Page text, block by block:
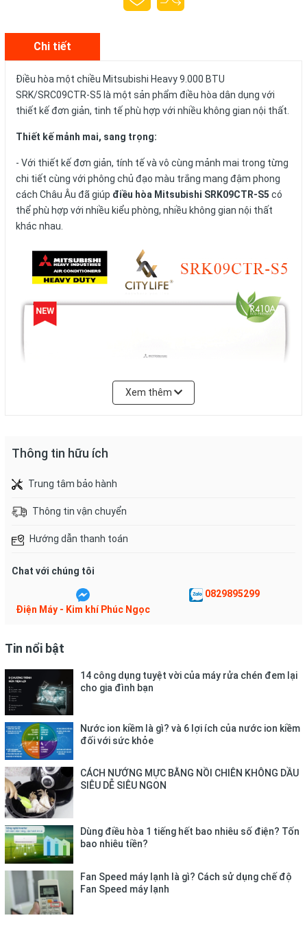
Chi tiết
Điều hòa một chiều Mitsubishi Heavy 9.000 BTU
SRK/SRC09CTR-S5 là một sản phẩm điều hòa dân dụng với
thiết kế đơn giản, tinh tế phù hợp với nhiều không gian nội thất.
Thiết kế mảnh mai, sang trọng:
- Với thiết kế đơn giản, tính tế và vô cùng mảnh mai trong từng
chi tiết cùng với phông chủ đạo màu trắng mang đậm phong
cách Châu Âu đã giúp điều hòa Mitsubishi SRK09CTR-S5 có
thể phù hợp với nhiều kiểu phòng, nhiều không gian nội thất
khác nhau.
Điều hòa 9.000BTU/h phù hợp những căn phòng dưới 15m2:
chiều SRK09CTR-S5
hưởng những luồng gió mát, trong lành, dễ chịu.
Làm lạnh nhanh, gió đều, êm ái nhờ công nghệ tiên tiến:
-Công nghệ Hi Power:
+ Chế độ Hi Power của điều hòa
dùng có những cảm giác thoải mái với từng cơn gió mát lạnh,
làm mát trong vòng 15 phút chỉ với một bấm.
Xem thêm
Thông tin hữu ích
Trung tâm bảo hành
Thông tin vận chuyển
Hướng dẫn thanh toán
Chat với chúng tôi
Điện Máy - Kim khí Phúc Ngọc
0829895299
Tin nổi bật
14 công dụng tuyệt vời của máy rửa chén đem lại
cho gia đình bạn
Nước ion kiềm là gì? và 6 lợi ích của nước ion kiềm
đối với sức khỏe
CÁCH NƯỚNG MỰC BẰNG NỒI CHIÊN KHÔNG DẦU
SIÊU DỄ SIÊU NGON
Dùng điều hòa 1 tiếng hết bao nhiêu số điện? Tốn
bao nhiêu tiền?
Fan Speed máy lạnh là gì? Cách sử dụng chế độ
Fan Speed máy lạnh